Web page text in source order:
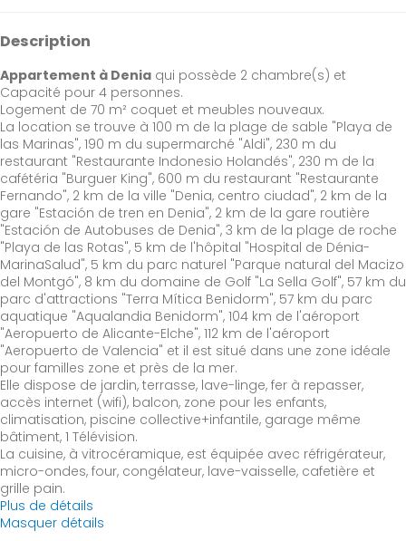
Description
Appartement à Denia qui possède 2 chambre(s) et
Capacité pour 4 personnes.
Logement de 70 m² coquet et meubles nouveaux.
La location se trouve à 100 m de la plage de sable "Playa de
las Marinas", 190 m du supermarché "Aldi", 230 m du
restaurant "Restaurante Indonesio Holandés", 230 m de la
cafétéria "Burguer King", 600 m du restaurant "Restaurante
Fernando", 2 km de la ville "Denia, centro ciudad", 2 km de la
gare "Estación de tren en Denia", 2 km de la gare routière
"Estación de Autobuses de Denia", 3 km de la plage de roche
"Playa de las Rotas", 5 km de l'hôpital "Hospital de Dénia-
MarinaSalud", 5 km du parc naturel "Parque natural del Macizo
del Montgó", 8 km du domaine de Golf "La Sella Golf", 57 km du
parc d'attractions "Terra Mítica Benidorm", 57 km du parc
aquatique "Aqualandia Benidorm", 104 km de l'aéroport
"Aeropuerto de Alicante-Elche", 112 km de l'aéroport
"Aeropuerto de Valencia" et il est situé dans une zone idéale
pour familles zone et près de la mer.
Elle dispose de jardin, terrasse, lave-linge, fer à repasser,
accès internet (wifi), balcon, zone pour les enfants,
climatisation, piscine collective+infantile, garage même
bâtiment, 1 Télévision.
La cuisine, à vitrocéramique, est équipée avec réfrigérateur,
micro-ondes, four, congélateur, lave-vaisselle, cafetière et
grille pain.
Plus de détails
Masquer détails